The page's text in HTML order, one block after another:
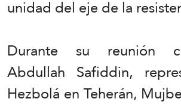
unidad del eje de la
Durante su reunión
Abdullah Safiddin,
Hezbolá en Teherán,